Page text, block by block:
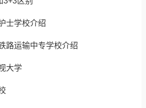
士学校介绍
路运输中专学校介绍
大学